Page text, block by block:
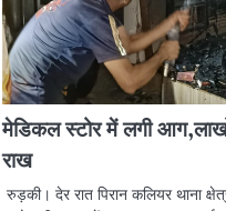
मेडिकल स्टोर में लगी
राख
रुड़की। देर रात पिरान कलियर थाना